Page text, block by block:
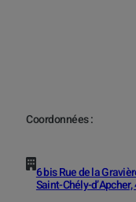
Coordonnées :
6 bis Rue de la
Saint-Chély-